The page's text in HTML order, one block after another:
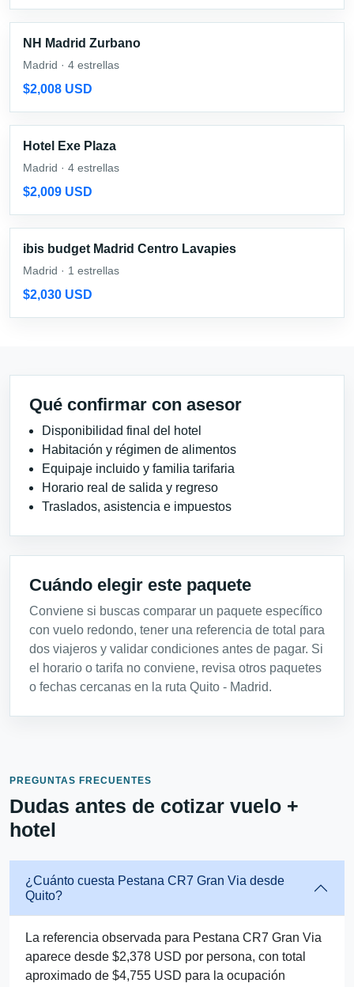
NH Madrid Zurbano
Madrid · 4 estrellas
$2,008 USD
Hotel Exe Plaza
Madrid · 4 estrellas
$2,009 USD
ibis budget Madrid Centro Lavapies
Madrid · 1 estrellas
$2,030 USD
Qué confirmar con asesor
Disponibilidad final del hotel
Habitación y régimen de alimentos
Equipaje incluido y familia tarifaria
Horario real de salida y regreso
Traslados, asistencia e impuestos
Cuándo elegir este paquete
Conviene si buscas comparar un paquete específico
con vuelo redondo, tener una referencia de total para
dos viajeros y validar condiciones antes de pagar. Si
el horario o tarifa no conviene, revisa otros paquetes
o fechas cercanas en la ruta Quito - Madrid.
PREGUNTAS FRECUENTES
Dudas antes de cotizar vuelo +
hotel
¿Cuánto cuesta Pestana CR7 Gran Via desde
Quito?
La referencia observada para Pestana CR7 Gran Via
aparece desde $2,378 USD por persona, con total
aproximado de $4,755 USD para la ocupación